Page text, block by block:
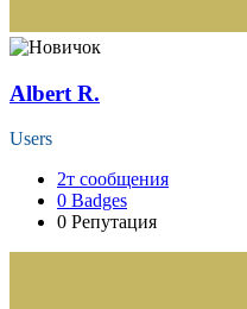
Albert R.
Users
2т сообщения
0 Badges
0 Репутация